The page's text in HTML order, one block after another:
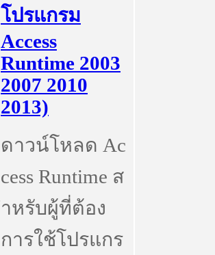
โปรแกรม
Access
Runtime 2003
2007 2010
2013)
ดาวน์โหลด Ac
cess Runtime ส
ำหรับผู้ที่ต้อง
การใช้โปรแกร